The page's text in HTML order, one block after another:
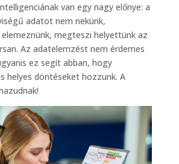
van egy nagy előnye: a
adatot nem nekünk,
elemeznünk, megteszi helyettünk az
Az adatelemzést nem érdemes
ez segít abban, hogy
helyes döntéseket hozzunk. A